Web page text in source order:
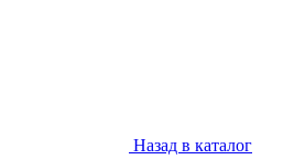
Назад в каталог